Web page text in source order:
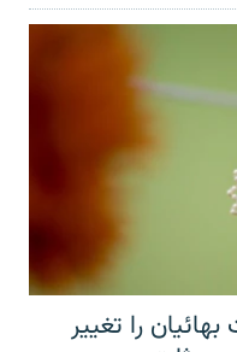
را تغییر